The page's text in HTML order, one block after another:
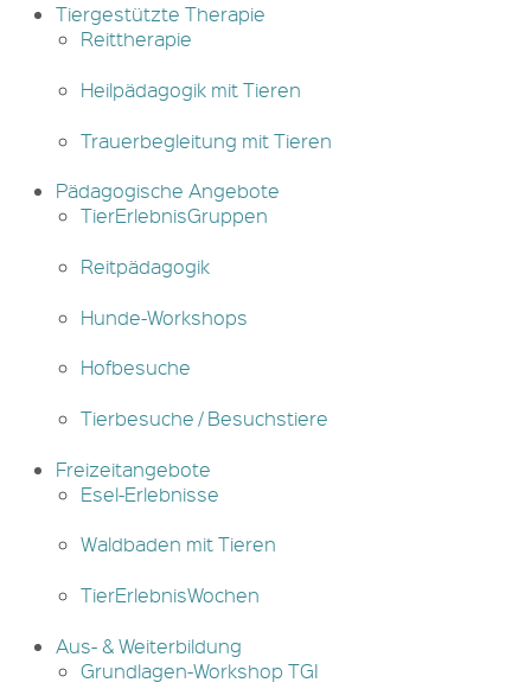
Tiergestützte Therapie
Reittherapie
Heilpädagogik mit Tieren
Trauerbegleitung mit Tieren
Pädagogische Angebote
TierErlebnisGruppen
Reitpädagogik
Hunde-Workshops
Hofbesuche
Tierbesuche / Besuchstiere
Freizeitangebote
Esel-Erlebnisse
Waldbaden mit Tieren
TierErlebnisWochen
Aus- & Weiterbildung
Grundlagen-Workshop TGI